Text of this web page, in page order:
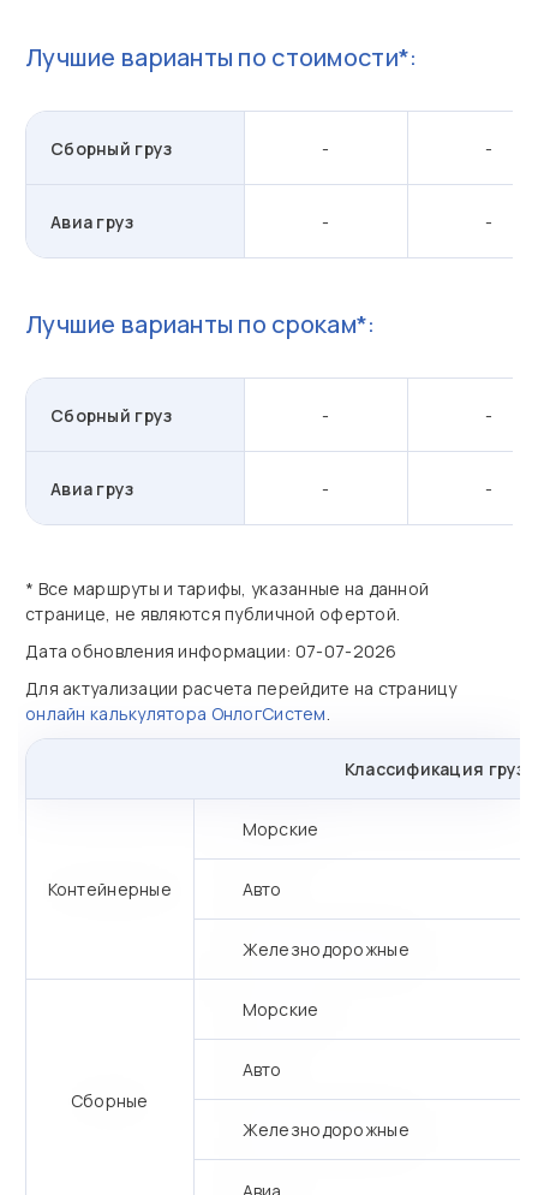
Лучшие варианты по стоимости*:
Сборный груз - -
Авиа груз - -
Лучшие варианты по срокам*:
Сборный груз - -
Авиа груз - -
* Все маршруты и тарифы, указанные на данной
странице, не являются публичной офертой.
Дата обновления информации: 07-07-2026
Для актуализации расчета перейдите на страницу
онлайн калькулятора ОнлогСистем.
Классификация
Контейнерные
Морские
Авто
Железнодорожные
Сборные
Морские
Авто
Железнодорожные
Авиа